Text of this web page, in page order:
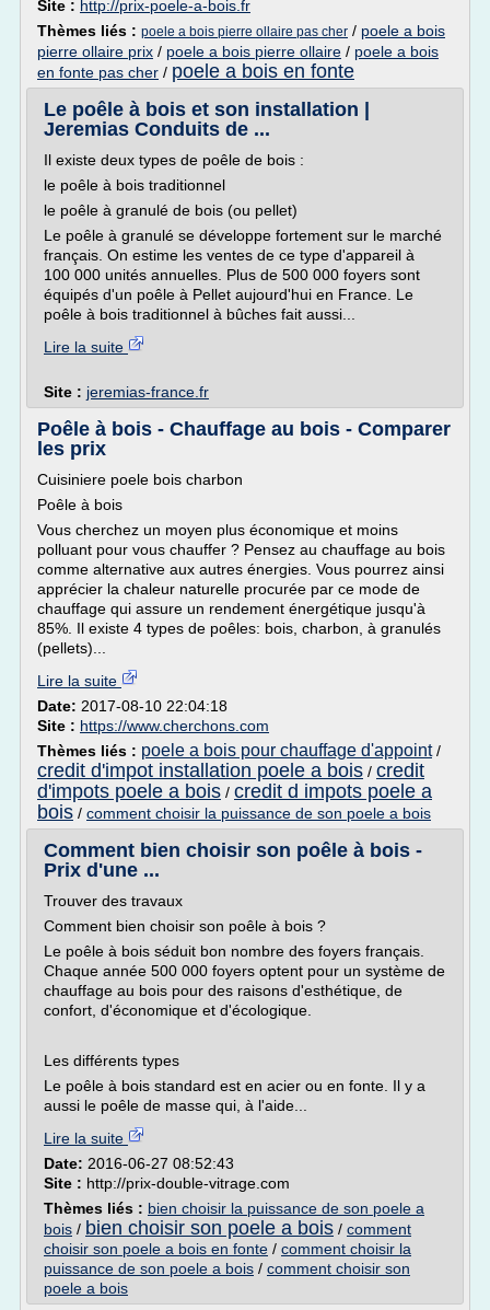
Site : http://prix-poele-a-bois.fr
Thèmes liés : poele a bois pierre ollaire pas cher / poele a bois
pierre ollaire prix / poele a bois pierre ollaire / poele a bois
en fonte pas cher / poele a bois en fonte
Le poêle à bois et son installation |
Jeremias Conduits de ...
Il existe deux types de poêle de bois :
le poêle à bois traditionnel
le poêle à granulé de bois (ou pellet)
Le poêle à granulé se développe fortement sur le marché
français. On estime les ventes de ce type d'appareil à
100 000 unités annuelles. Plus de 500 000 foyers sont
équipés d'un poêle à Pellet aujourd'hui en France. Le
poêle à bois traditionnel à bûches fait aussi...
Lire la suite
Site : jeremias-france.fr
Poêle à bois - Chauffage au bois - Comparer
les prix
Cuisiniere poele bois charbon
Poêle à bois
Vous cherchez un moyen plus économique et moins
polluant pour vous chauffer ? Pensez au chauffage au bois
comme alternative aux autres énergies. Vous pourrez ainsi
apprécier la chaleur naturelle procurée par ce mode de
chauffage qui assure un rendement énergétique jusqu'à
85%. Il existe 4 types de poêles: bois, charbon, à granulés
(pellets)...
Lire la suite
Date: 2017-08-10 22:04:18
Site : https://www.cherchons.com
Thèmes liés : poele a bois pour chauffage d'appoint/
credit d'impot installation poele a bois / credit
d'impots poele a bois / credit d impots poele a
bois / comment choisir la puissance de son poele a bois
Comment bien choisir son poêle à bois -
Prix d'une ...
Trouver des travaux
Comment bien choisir son poêle à bois ?
Le poêle à bois séduit bon nombre des foyers français.
Chaque année 500 000 foyers optent pour un système de
chauffage au bois pour des raisons d'esthétique, de
confort, d'économique et d'écologique.
Les différents types
Le poêle à bois standard est en acier ou en fonte. Il y a
aussi le poêle de masse qui, à l'aide...
Lire la suite
Date: 2016-06-27 08:52:43
Site : http://prix-double-vitrage.com
Thèmes liés : bien choisir la puissance de son poele a
bois / bien choisir son poele a bois / comment
choisir son poele a bois en fonte / comment choisir la
puissance de son poele a bois / comment choisir son
poele a bois